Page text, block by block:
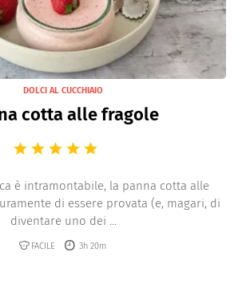
DOLCI AL CUCCHIAIO
cotta alle fragole
è intramontabile, la panna cotta alle
di essere provata (e, magari, di
diventare uno dei ...
FACILE 3h 20m